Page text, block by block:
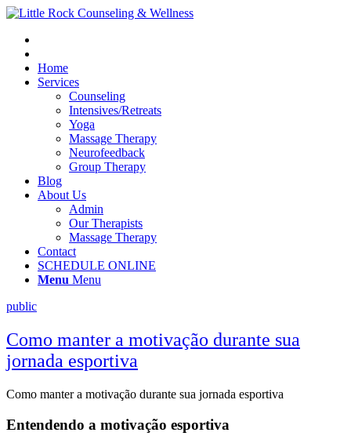
Home
Services
Counseling
Intensives/Retreats
Yoga
Massage Therapy
Neurofeedback
Group Therapy
Blog
About Us
Admin
Our Therapists
Massage Therapy
Contact
SCHEDULE ONLINE
Menu Menu
public
Como manter a motivação durante sua
jornada esportiva
Como manter a motivação durante sua jornada esportiva
Entendendo a motivação esportiva